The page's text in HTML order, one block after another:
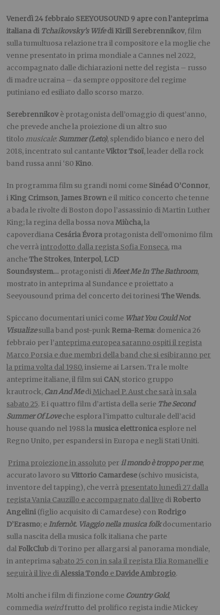
Venerdì 24 febbraio SEEYOUSOUND 9 apre con l’anteprima
italiana di Tchaikovsky’s Wifedi Kirill Serebrennikov, film
sulla tumultuosa relazione tra il compositore e la moglie che
venne presentato in prima mondiale a Cannes nel 2022,
accompagnato dalle dichiarazioni nette del regista – russo
di madre ucraina – da sempre oppositore del regime
putiniano ed esiliato dallo scorso marzo.
Serebrennikovè protagonista dell’omaggio di quest’anno,
che prevede anche la proiezione di un altro suo
titolo musicale: Summer (Leto), splendido bianco e nero del
2018, incentrato sul cantanteViktor Tsoï, leader della rock
band russa anni ‘80 Kino.
In programma film su grandi nomi come Sinéad O’Connor,
i King Crimson, James Brown e il mitico concerto che tenne
a bada le rivolte di Boston dopo l’assassinio di Martin Luther
King; la regina della bossa novaMiùcha,la
capoverdiana Cesária Évora protagonista dell’omonimo film
che verràintrodotto dalla regista Sofia Fonseca, ma
ancheThe Strokes, Interpol, LCD
Soundsystem… protagonisti diMeet Me In The Bathroom,
mostrato in anteprima al Sundance e proiettato a
Seeyousound prima del concerto dei torinesiThe Wends.
Spiccano documentari unici come What You Could Not
Visualizesulla band post-punk Rema-Rema: domenica 26
febbraio per l’anteprima europea saranno ospiti il regista
Marco Porsia e due membri della band che si esibiranno per
la prima volta dal 1980, insieme ai Larsen.Tra le molte
anteprime italiane, il film sui CAN, storico gruppo
krautrock, Can And MediMichael P. Aust che saràin sala
sabato 25. E i quattro film d’artista della serie The Second
Summer Of Loveche esplora l’impatto culturale dell’acid
house quando nel 1988 la musica elettronica esplore nel
Regno Unito, per espandersi in Europa e negli Stati Uniti.
Prima proiezione in assoluto peril mondo è troppo per me,
accurato lavoro suVittorio Camardese (schivo musicista,
inventore del tapping), che verrà presentato lunedì 27 dalla
regista Vania Cauzillo e accompagnato dal live di Roberto
Angelini(figlio acquisito di Camardese) con Rodrigo
D’Erasmo; eInfernòt. Viaggio nella musica folkdocumentario
sulla nascita della musica folk italiana che parte
dal FolkClub di Torino per allargarsi al panorama mondiale,
in anteprima sabato 25 con in sala il regista Elia Romanelli e
seguirà il live diAlessia Tondo e Davide Ambrogio.
Molti anche i film di finzione come Country Gold,
commedia weirdfrutto del prolifico regista indie Mickey